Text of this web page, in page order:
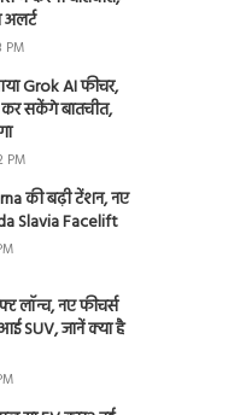
अलर्ट
PM
Grok AI फीचर,
सकेंगे बातचीत,
PM
की बढ़ी टेंशन, नए
Slavia Facelift
लॉन्च, नए फीचर्स
SUV, जानें क्या है